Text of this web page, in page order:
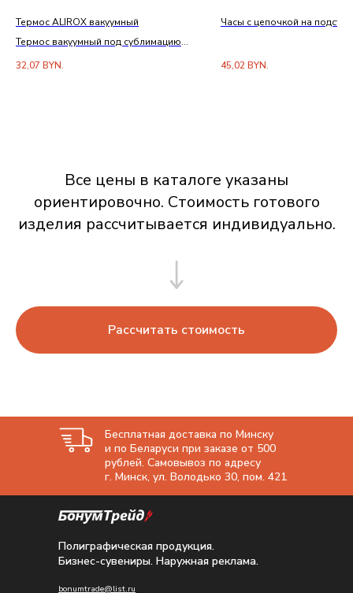
Термос ALIROX вакуумный
Термос вакуумный под сублимацию,
32,07 BYN.
Часы с цепочкой на
45,02BYN.
Все цены в каталоге указаны
ориентировочно. Стоимость готового
изделия рассчитывается индивидуально.
Рассчитать стоимость
Бесплатная доставка по Минску
и по Беларуси при заказе от 500
рублей. Самовывоз по адресу
г. Минск, ул. Володько 30, пом. 421
bonumtrade@list.ru
Полиграфическая продукция.
Бизнес-сувениры. Наружная реклама.